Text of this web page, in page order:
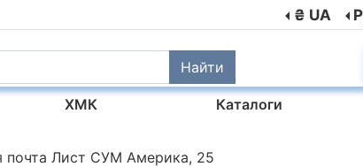
₴ UA
Найти
ХМК Каталоги
почта Лист СУМ Америка, 25